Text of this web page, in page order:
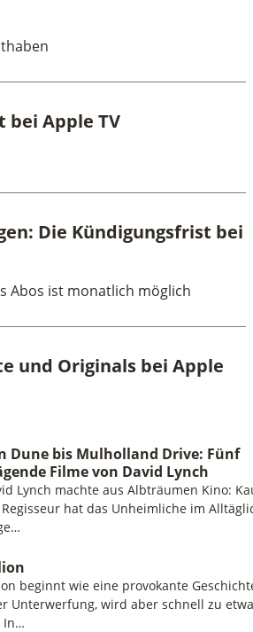
bei Apple TV
Die Kündigungsfrist bei
Abos ist monatlich möglich
und Originals bei Apple
Dune bis Mulholland Drive: Fünf
Filme von David Lynch
Lynch machte aus Albträumen Kino:
hat das Unheimliche im
beginnt wie eine provokante
Unterwerfung, wird aber schnell zu
In…